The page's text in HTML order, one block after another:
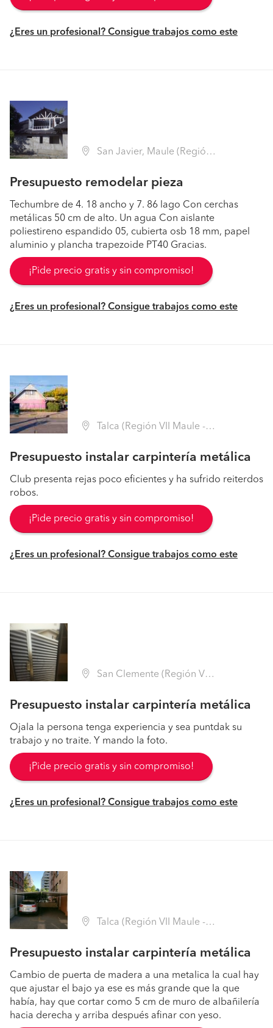
¿Eres un profesional? Consigue trabajos como este
San Javier, Maule (Región VII Maule - Talca)
Presupuesto remodelar pieza
Techumbre de 4. 18 ancho y 7. 86 lago Con cerchas
metálicas 50 cm de alto. Un agua Con aislante
poliestireno espandido 05, cubierta osb 18 mm, papel
aluminio y plancha trapezoide PT40 Gracias.
¡Pide precio gratis y sin compromiso!
¿Eres un profesional? Consigue trabajos como este
Talca (Región VII Maule - Talca)
Presupuesto instalar carpintería metálica
Club presenta rejas poco eficientes y ha sufrido reiterdos
robos.
¡Pide precio gratis y sin compromiso!
¿Eres un profesional? Consigue trabajos como este
San Clemente (Región VII Maule - Talca)
Presupuesto instalar carpintería metálica
Ojala la persona tenga experiencia y sea puntdak su
trabajo y no traite. Y mando la foto.
¡Pide precio gratis y sin compromiso!
¿Eres un profesional? Consigue trabajos como este
Talca (Región VII Maule - Talca)
Presupuesto instalar carpintería metálica
Cambio de puerta de madera a una metalica la cual hay
que ajustar el bajo ya ese es más grande que la que
había, hay que cortar como 5 cm de muro de albañilería
hacia derecha y arriba después afinar con yeso.